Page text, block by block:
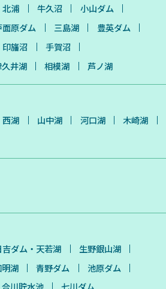
北浦 牛久沼
小山ダム
面原ダム 三島湖
豊英ダム
印旛沼
手賀沼
井湖 相模湖 芦ノ湖
西湖 山中湖 河口湖
木崎湖
吉ダム・天若湖
生野銀山湖
湖 青野ダム
池原ダム